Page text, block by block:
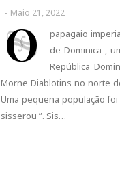
- Maio 21, 2022
O
papagaio
de Dominica ,
República
Morne Diablotins no norte
Uma pequena população
sisserou ”. Sis…